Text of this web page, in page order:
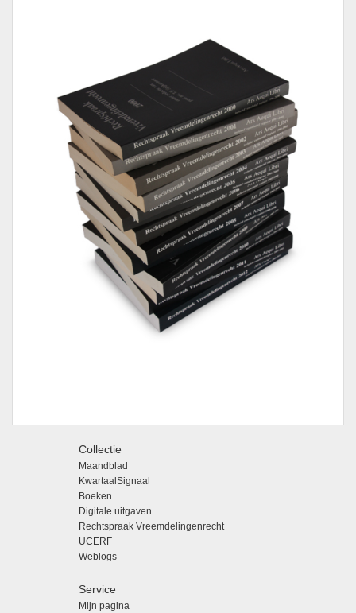
Collectie
Maandblad
KwartaalSignaal
Boeken
Digitale uitgaven
Rechtspraak Vreemdelingenrecht
UCERF
Weblogs
Service
Mijn pagina